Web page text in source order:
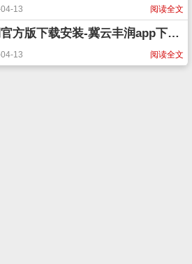
阅读全文
13
冀云丰润官方版下载安装-冀云丰润app下载v1.9.0 安卓版
阅读全文
13